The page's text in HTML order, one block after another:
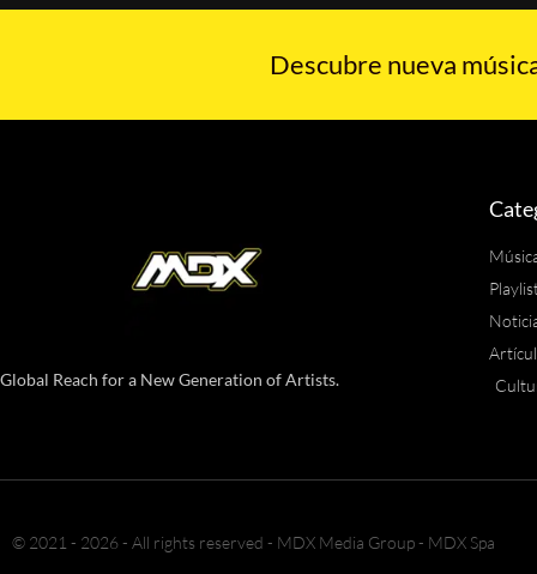
Descubre nueva
Global Reach for a New Generation of Artists.
© 2021 - 2026 - All rights reserved - MDX Media Group - MDX Spa